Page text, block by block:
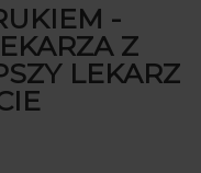
-
Z
LEKARZ